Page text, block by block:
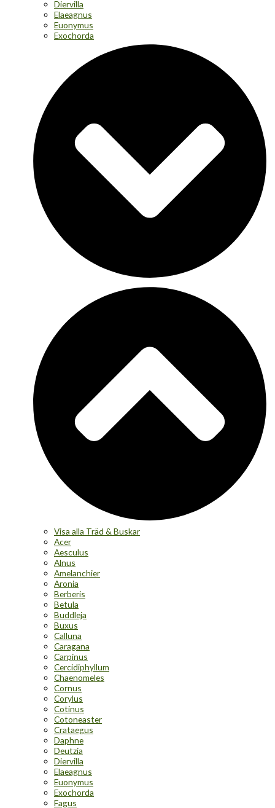
Diervilla
Elaeagnus
Euonymus
Exochorda
Visa alla Träd & Buskar
Acer
Aesculus
Alnus
Amelanchier
Aronia
Berberis
Betula
Buddleja
Buxus
Calluna
Caragana
Carpinus
Cercidiphyllum
Chaenomeles
Cornus
Corylus
Cotinus
Cotoneaster
Crataegus
Daphne
Deutzia
Diervilla
Elaeagnus
Euonymus
Exochorda
Fagus